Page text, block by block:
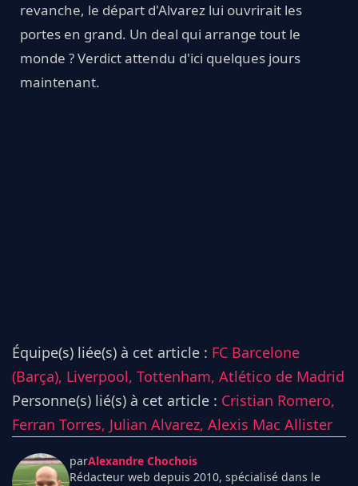
revanche, le départ d'Alvarez lui ouvrirait les
portes en grand. Un deal qui arrange tout le
monde ? Verdict attendu d'ici quelques jours
maintenant.
Équipe(s) liée(s) à cet article : FC Barcelone
(Barça), Liverpool, Tottenham, Atlético de Madrid
Personne(s) lié(s) à cet article : Cristian Romero,
Ferran Torres, Julian Alvarez, Alexis Mac Allister
parAlexandre Chochois
Rédacteur web depuis 2010, spécialisé dans le